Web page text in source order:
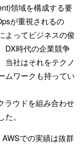
領域を構成する要
が重視されるの
よってビジネスの俊
DX時代の企業競争
当社はそれをテクノ
ムワークも持ってい
ラウドを組み合わせ
。
での実績は抜群